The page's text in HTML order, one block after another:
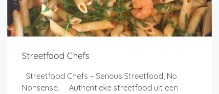
Streetfood Chefs
Streetfood Chefs – Serious Streetfood, No
Nonsense. Authentieke streetfood uit een